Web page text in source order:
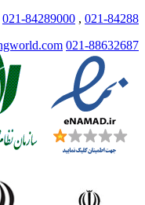
021-84288
,
021-84289000
021-88632687